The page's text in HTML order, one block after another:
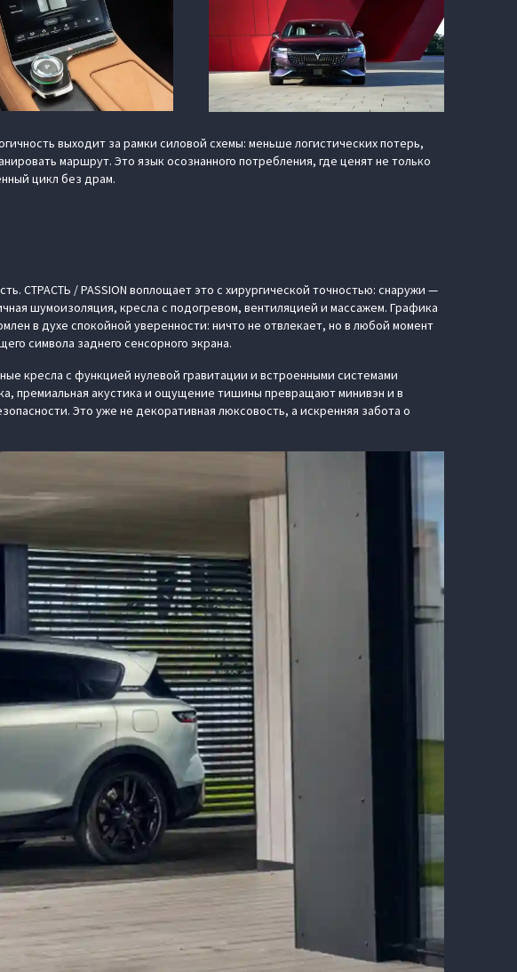
выходит за рамки силовой схемы: меньше логистических потерь,
маршрут. Это язык осознанного потребления, где ценят не только
цикл без драм.
СТРАСТЬ / PASSION воплощает это с хирургической точностью: снаружи —
шумоизоляция, кресла с подогревом, вентиляцией и массажем. Графика
в духе спокойной уверенности: ничто не отвлекает, но в любой момент
символа заднего сенсорного экрана.
кресла с функцией нулевой гравитации и встроенными системами
премиальная акустика и ощущение тишины превращают минивэн и в
Это уже не декоративная люксовость, а искренняя забота о